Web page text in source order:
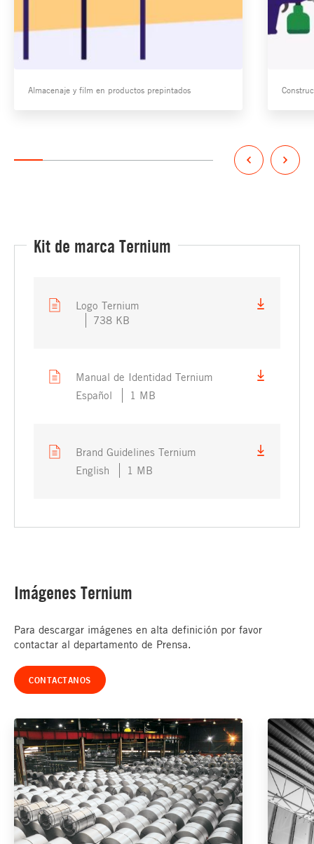
Almacenaje y film en productos prepintados
Kit de marca Ternium
Logo Ternium
738 KB
Manual de Identidad Ternium
Español
1 MB
Brand Guidelines Ternium
English
1 MB
Imágenes Ternium
Para descargar imágenes en alta definición por favor
contactar al departamento de Prensa.
CONTACTANOS